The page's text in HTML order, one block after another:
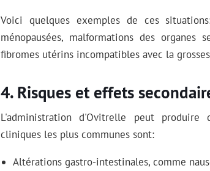
Voici quelques exemples de ces
ménopausées, malformations des organes
fibromes utérins incompatibles avec la
Risques et effets
L'administration d'Ovitrelle peut
cliniques les plus communes sont:
Altérations gastro-intestinales, comme